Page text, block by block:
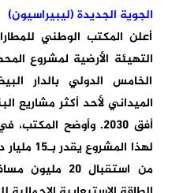
الجوية الجديدة (ليبيراسيون)
أعلن المكتب الوطني
التهيئة الأرضية لمشروع
الخامس الدولي بالدار
الميداني لأحد أكثر مشاريع
أفق 2030. وأوضح
لهذا
من استقبال